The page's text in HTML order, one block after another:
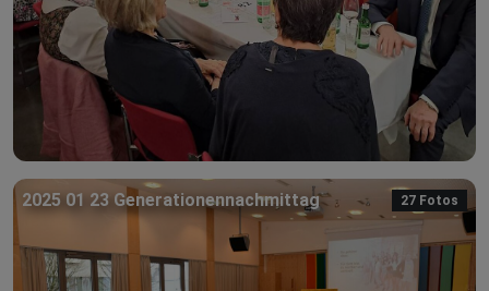
2025 01 23 Generationennachmittag 27 Fotos